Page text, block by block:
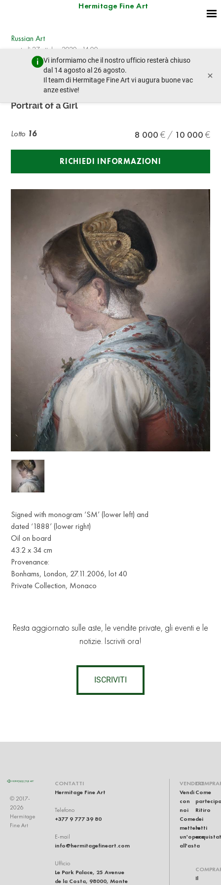
Hermitage Fine Art
Vi informiamo che il nostro ufficio resterà chiuso
dal 14 agosto al 26 agosto.
Il team di Hermitage Fine Art vi augura buone vac
anze estive!
×
Russian Art
martedì 27 ottobre 2020 - 14:00
lotto precedente lotto prossimo
RUSSIAN SCHOOL, LATE 19TH CENTURY
Portrait of a Girl
Lotto 16 8 000 10 000
RICHIEDI INFORMAZIONI
Signed with monogram ‘SM’ (lower left) and
dated ‘1888’ (lower right)
Oil on board
43.2 x 34 сm
Provenance:
Bonhams, London, 27.11.2006, lot 40
Private Collection, Monaco
Resta aggiornato sulle aste, le vendite private, gli eventi e le
notizie. Iscriviti ora!
ISCRIVITI
© 2017-
2026
Hermitage
Fine Art
CONTATTI
Hermitage Fine Art
Telefono
+377 9 777 39 80
E-mail
info@hermitagefineart.com
Ufficio
Le Park Palace, 25 Avenue
de la Costa, 98000, Monte
VENDERE
Vendi
con
noi
Come
mettere
un'opera
all'asta
Come
Ritiro
dei
lotti
Il